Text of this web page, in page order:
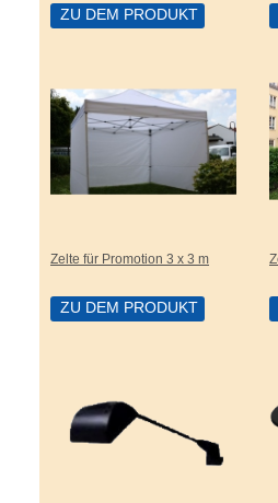
ZU DEM PRODUKT
Zelte für Promotion 3 x 3 m
ZU DEM PRODUKT